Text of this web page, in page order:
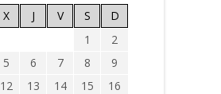
X J V S
D
1
2
5 6 7 8
9
12 13 14 15
16